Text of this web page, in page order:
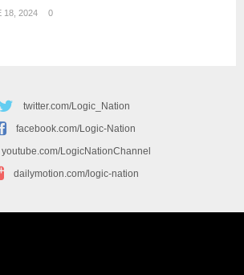
18, 2024 0
twitter.com/Logic_Nation
facebook.com/Logic-Nation
youtube.com/LogicNationChannel
dailymotion.com/logic-nation